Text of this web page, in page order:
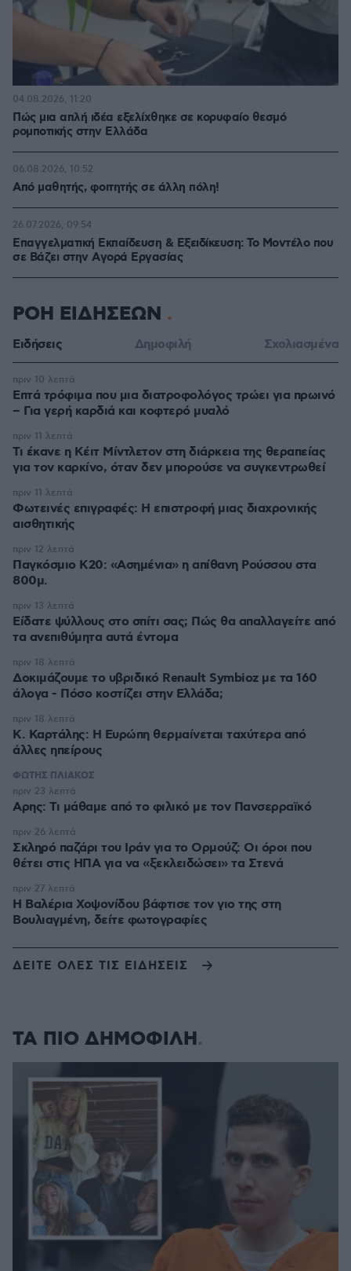
Πώς μια απλή ιδέα εξελίχθηκε σε κορυφαίο θεσμό
ρομποτικής στην Ελλάδα
04.08.2026, 11:20
Από μαθητής, φοιτητής σε άλλη πόλη!
06.08.2026, 10:52
Επαγγελματική Εκπαίδευση & Εξειδίκευση: Το Mοντέλο που
σε Bάζει στην Aγορά Eργασίας
26.07.2026, 09:54
ΡΟΗ ΕΙΔΗΣΕΩΝ
Ειδήσεις Δημοφιλή Σχολιασμένα
Επτά τρόφιμα που μια διατροφολόγος τρώει για πρωινό
– Για γερή καρδιά και κοφτερό μυαλό
πριν 10 λεπτά
Τι έκανε η Κέιτ Μίντλετον στη διάρκεια της θεραπείας
για τον καρκίνο, όταν δεν μπορούσε να συγκεντρωθεί
πριν 11 λεπτά
Φωτεινές επιγραφές: Η επιστροφή μιας διαχρονικής
αισθητικής
πριν 11 λεπτά
Παγκόσμιο Κ20: «Ασημένια» η απίθανη Ρούσσου στα
800μ.
πριν 12 λεπτά
Είδατε ψύλλους στο σπίτι σας; Πώς θα απαλλαγείτε από
τα ανεπιθύμητα αυτά έντομα
πριν 13 λεπτά
Δοκιμάζουμε το υβριδικό Renault Symbioz με τα 160
άλογα - Πόσο κοστίζει στην Ελλάδα;
πριν 18 λεπτά
Κ. Καρτάλης: Η Ευρώπη θερμαίνεται ταχύτερα από
άλλες ηπείρους
πριν 18 λεπτά
ΦΩΤΗΣ ΠΛΙΑΚΟΣ
Αρης: Τι μάθαμε από το φιλικό με τον Πανσερραϊκό
πριν 23 λεπτά
Σκληρό παζάρι του Ιράν για το Ορμούζ: Οι όροι που
θέτει στις ΗΠΑ για να «ξεκλειδώσει» τα Στενά
πριν 26 λεπτά
Η Βαλέρια Χοψονίδου βάφτισε τον γιο της στη
Βουλιαγμένη, δείτε φωτογραφίες
πριν 27 λεπτά
ΔΕΙΤΕ ΟΛΕΣ ΤΙΣ ΕΙΔΗΣΕΙΣ
ΤΑ ΠΙΟ ΔΗΜΟΦΙΛΗ